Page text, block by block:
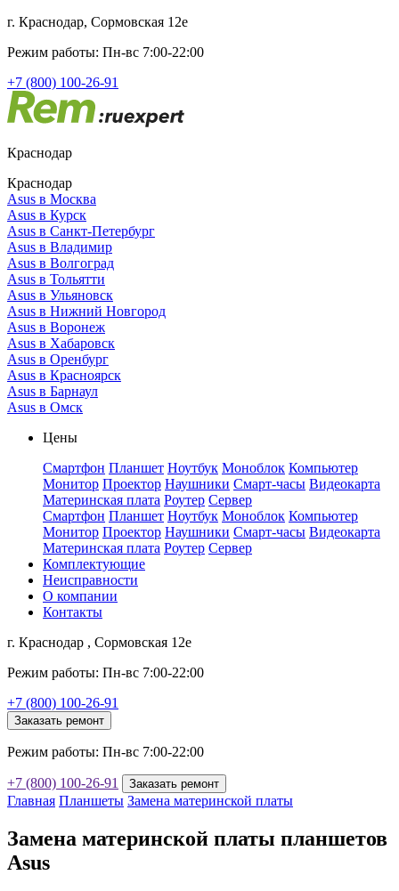
г. Краснодар, Сормовская 12е
Режим работы: Пн-вс 7:00-22:00
+7 (800) 100-26-91
Краснодар
Краснодар
Asus в Москва
Asus в Курск
Asus в Санкт-Петербург
Asus в Владимир
Asus в Волгоград
Asus в Тольятти
Asus в Ульяновск
Asus в Нижний Новгород
Asus в Воронеж
Asus в Хабаровск
Asus в Оренбург
Asus в Красноярск
Asus в Барнаул
Asus в Омск
Цены
Смартфон Планшет Ноутбук Моноблок Компьютер
Монитор Проектор Наушники Смарт-часы Видеокарта
Материнская плата Роутер Сервер
Смартфон Планшет Ноутбук Моноблок Компьютер
Монитор Проектор Наушники Смарт-часы Видеокарта
Материнская плата Роутер Сервер
Комплектующие
Неисправности
О компании
Контакты
г. Краснодар , Сормовская 12е
Режим работы: Пн-вс 7:00-22:00
+7 (800) 100-26-91
Заказать ремонт
Режим работы: Пн-вс 7:00-22:00
+7 (800) 100-26-91 Заказать ремонт
Главная Планшеты Замена материнской платы
Замена материнской платы планшетов
Asus